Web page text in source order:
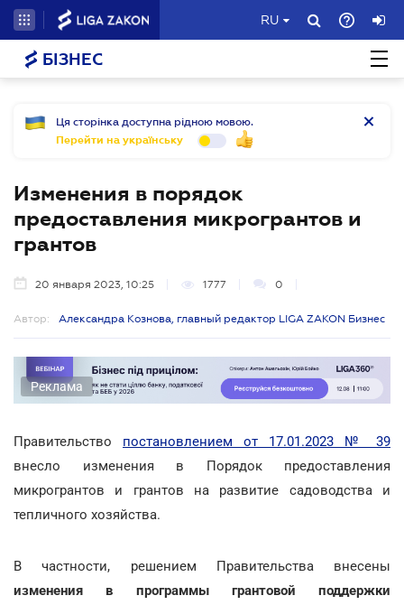
RU
БІЗНЕС
Ця сторінка доступна рідною мовою.
Перейти на українську
Изменения в порядок
предоставления микрогрантов и
грантов
20 января 2023, 10:25 1777 0
Автор: Александра Кознова, главный редактор LIGA ZAKON Бизнес
Реклама
Правительство постановлением от 17.01.2023 № 39
внесло изменения в Порядок предоставления
микрогрантов и грантов на развитие садоводства и
тепличного хозяйства.
В частности, решением Правительства внесены
изменения в программы грантовой поддержки